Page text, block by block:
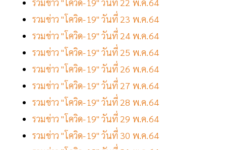
รวมข่าว "โควิด-19" วันที่ 23 พ.ค.64
รวมข่าว "โควิด-19" วันที่ 24 พ.ค.64
รวมข่าว "โควิด-19" วันที่ 25 พ.ค.64
รวมข่าว "โควิด-19" วันที่ 26 พ.ค.64
รวมข่าว "โควิด-19" วันที่ 27 พ.ค.64
รวมข่าว "โควิด-19" วันที่ 28 พ.ค.64
รวมข่าว "โควิด-19" วันที่ 29 พ.ค.64
รวมข่าว "โควิด-19" วันที่ 30 พ.ค.64